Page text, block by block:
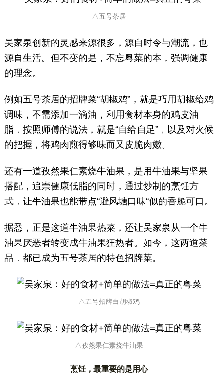
△五号茶居
吴家泉创新的灵感来源很多，源自时令与潮流，也
源自生活。但不变的是，不忘粤菜的本，强调健康
的理念。
例如五号茶居的招牌菜“胡椒鸡”，就是巧用胡椒给鸡
调味，不需添加一滴油，利用食材本身的鸡皮油
脂，按照师傅的说法，就是“自给自足”，以及对火候
的把握，将鸡肉煎得够味而又皮脆肉嫩。
还有一道孜然果仁素烧牛油果，是用牛油果与坚果
搭配，追崇健康低脂的同时，通过炒制的烹饪方
式，让牛油果也能带点“避风塘口味“似的香脆可口。
据悉，正是这道牛油果热菜，还让吴家泉从一个牛
油果厌恶者转变成牛油果狂热者。如今，这两道菜
品，都已成为五号茶居的特色招牌菜。
△五号招牌白胡椒鸡
△孜然果仁素烧牛油果
烹饪，最重要的是用心